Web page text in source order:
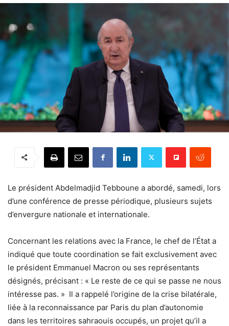
Le président Abdelmadjid Tebboune a abordé, samedi, lors
d’une conférence de presse périodique, plusieurs sujets
d’envergure nationale et internationale.
Concernant les relations avec la France, le chef de l’État a
indiqué que toute coordination se fait exclusivement avec
le président Emmanuel Macron ou ses représentants
désignés, précisant : « Le reste de ce qui se passe ne nous
intéresse pas. » Il a rappelé l’origine de la crise bilatérale,
liée à la reconnaissance par Paris du plan d’autonomie
dans les territoires sahraouis occupés, un projet qu’il a